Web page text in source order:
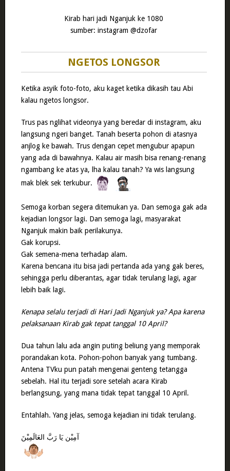
Kirab hari jadi Nganjuk ke 1080
sumber: instagram @dzofar
NGETOS LONGSOR
Ketika asyik foto-foto, aku kaget ketika dikasih tau Abi
kalau ngetos longsor.
Trus pas nglihat videonya yang beredar di instagram, aku
langsung ngeri banget. Tanah beserta pohon di atasnya
anjlog ke bawah. Trus dengan cepet mengubur apapun
yang ada di bawahnya. Kalau air masih bisa renang-renang
ngambang ke atas ya, lha kalau tanah? Ya wis langsung
mak blek sek terkubur.
Semoga korban segera ditemukan ya. Dan semoga gak ada
kejadian longsor lagi. Dan semoga lagi, masyarakat
Nganjuk makin baik perilakunya.
Gak korupsi.
Gak semena-mena terhadap alam.
Karena bencana itu bisa jadi pertanda ada yang gak beres,
sehingga perlu diberantas, agar tidak terulang lagi, agar
lebih baik lagi.
Kenapa selalu terjadi di Hari Jadi Nganjuk ya? Apa karena
pelaksanaan Kirab gak tepat tanggal 10 April?
Dua tahun lalu ada angin puting beliung yang memporak
porandakan kota. Pohon-pohon banyak yang tumbang.
Antena TVku pun patah mengenai genteng tetangga
sebelah. Hal itu terjadi sore setelah acara Kirab
berlangsung, yang mana tidak tepat tanggal 10 April.
Entahlah. Yang jelas, semoga kejadian ini tidak terulang.
آمِيْن يَا رَبَّ العَالَمِيْنَ